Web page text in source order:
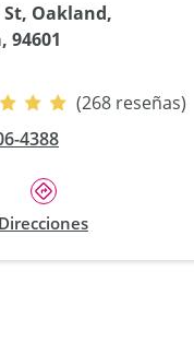
St, Oakland,
94601
(268 reseñas)
4388
Direcciones